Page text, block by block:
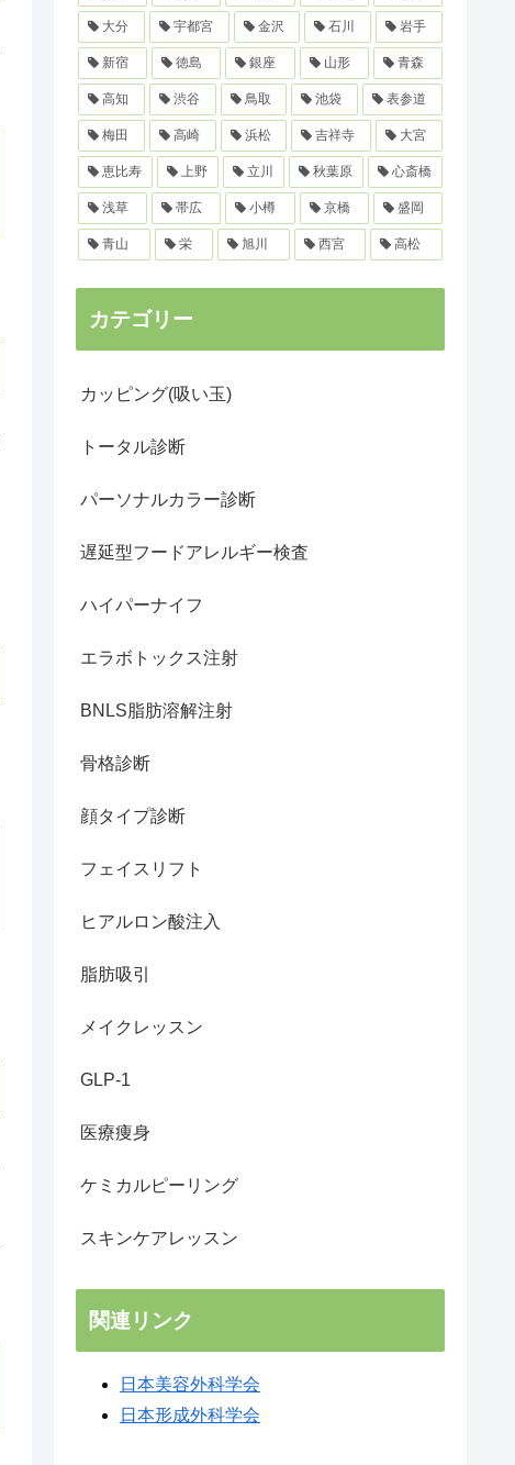
大分 宇都宮 金沢 石川 岩手
新宿 徳島 銀座 山形 青森
高知 渋谷 鳥取 池袋 表参道
梅田 高崎 浜松 吉祥寺 大宮
恵比寿 上野 立川 秋葉原 心斎橋
浅草 帯広 小樽 京橋 盛岡
青山 栄 旭川 西宮 高松
カテゴリー
カッピング(吸い玉)
トータル診断
パーソナルカラー診断
遅延型フードアレルギー検査
ハイパーナイフ
エラボトックス注射
BNLS脂肪溶解注射
骨格診断
顔タイプ診断
フェイスリフト
ヒアルロン酸注入
脂肪吸引
メイクレッスン
GLP-1
医療痩身
ケミカルピーリング
スキンケアレッスン
関連リンク
日本美容外科学会
日本形成外科学会